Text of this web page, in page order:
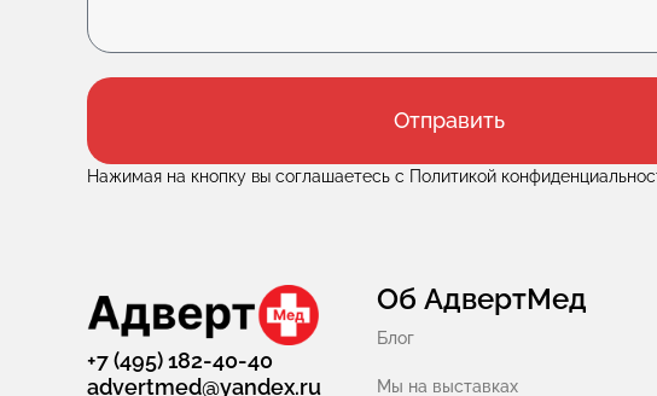
Отправить
Нажимая на кнопку вы соглашаетесь с Политикой
+7 (495) 182-40-40
advertmed@yandex.ru
Об АдвертМед
Блог
Мы на выставках